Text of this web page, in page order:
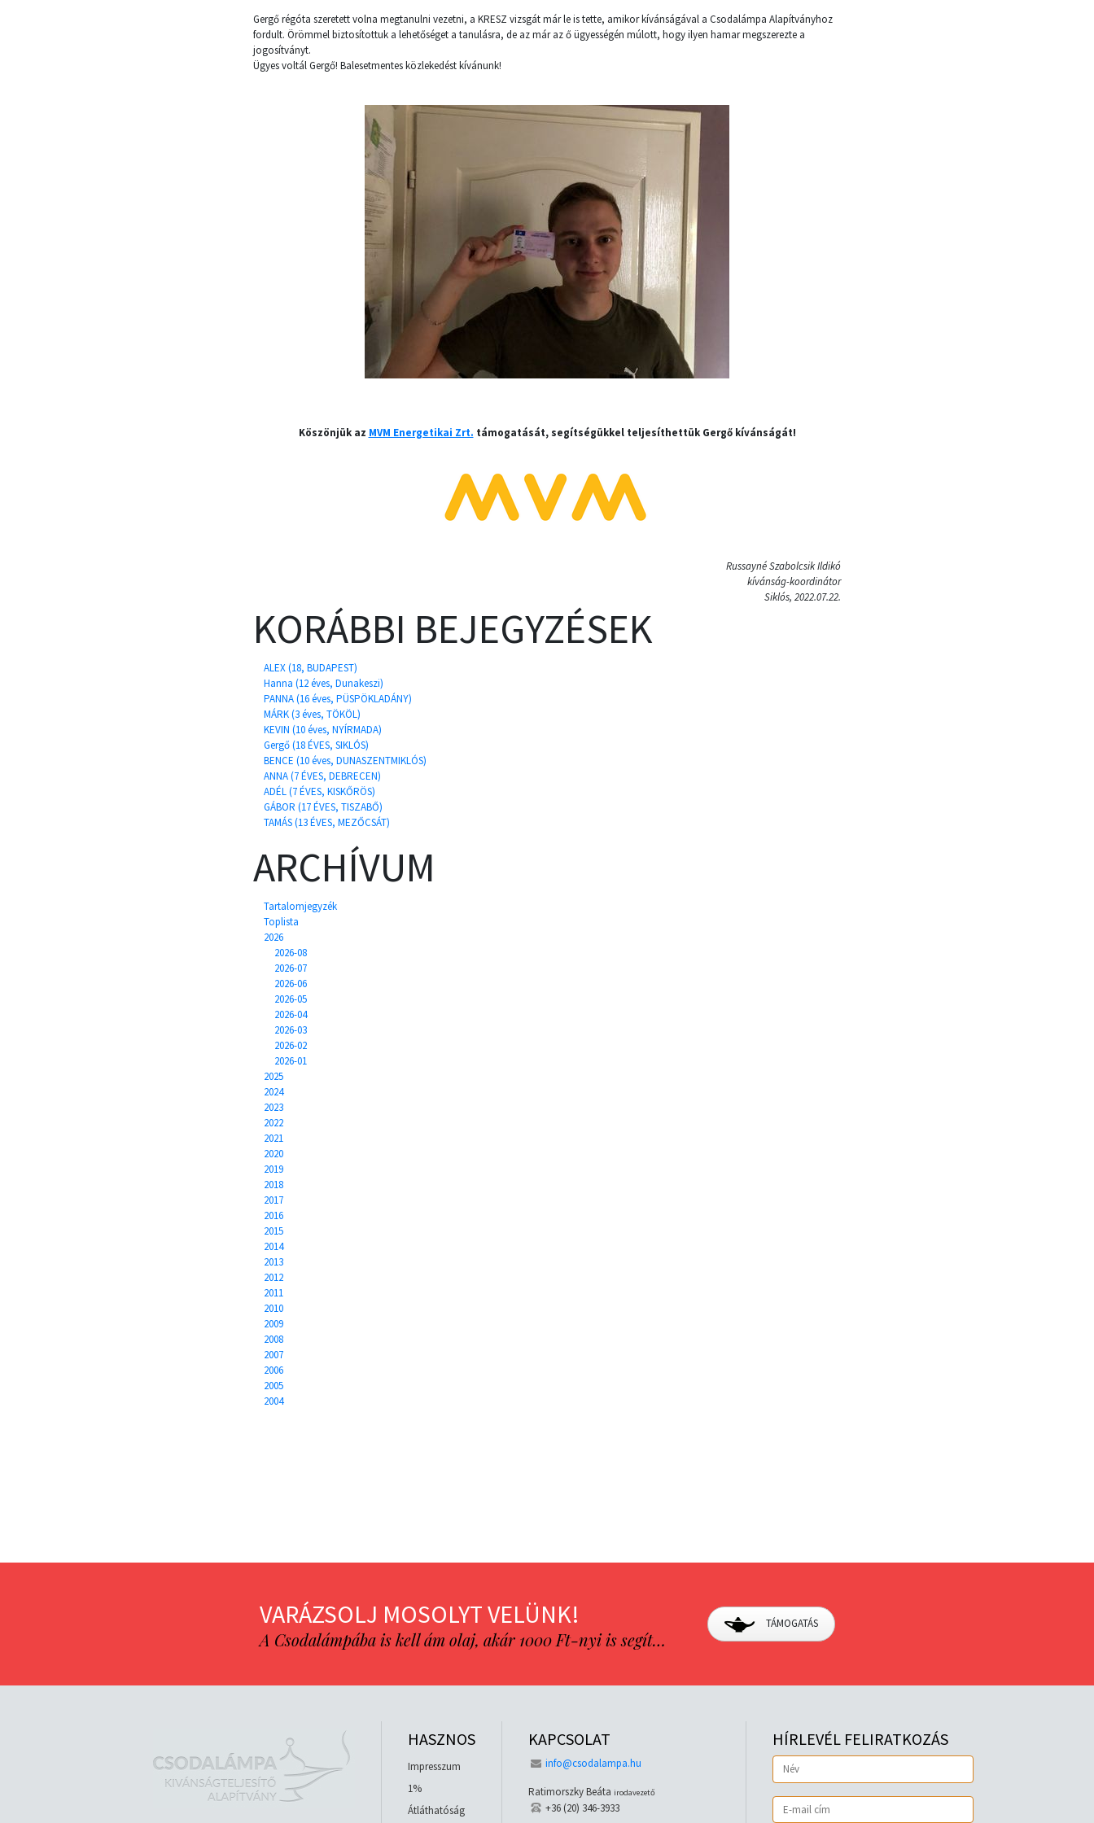
Gergő régóta szeretett volna megtanulni vezetni, a KRESZ vizsgát már le is tette, amikor kívánságával a Csodalámpa Alapítványhoz
fordult. Örömmel biztosítottuk a lehetőséget a tanulásra, de az már az ő ügyességén múlott, hogy ilyen hamar megszerezte a
jogosítványt.
Ügyes voltál Gergő! Balesetmentes közlekedést kívánunk!
Köszönjük az MVM Energetikai Zrt. támogatását, segítségükkel teljesíthettük Gergő kívánságát!
Russayné Szabolcsik Ildikó
kívánság-koordinátor
Siklós, 2022.07.22.
KORÁBBI BEJEGYZÉSEK
ALEX (18, BUDAPEST)
Hanna (12 éves, Dunakeszi)
PANNA (16 éves, PÜSPÖKLADÁNY)
MÁRK (3 éves, TÖKÖL)
KEVIN (10 éves, NYÍRMADA)
Gergő (18 ÉVES, SIKLÓS)
BENCE (10 éves, DUNASZENTMIKLÓS)
ANNA (7 ÉVES, DEBRECEN)
ADÉL (7 ÉVES, KISKŐRÖS)
GÁBOR (17 ÉVES, TISZABŐ)
TAMÁS (13 ÉVES, MEZŐCSÁT)
ARCHÍVUM
Tartalomjegyzék
Toplista
2026
2026-08
2026-07
2026-06
2026-05
2026-04
2026-03
2026-02
2026-01
2025
2024
2023
2022
2021
2020
2019
2018
2017
2016
2015
2014
2013
2012
2011
2010
2009
2008
2007
2006
2005
2004
VARÁZSOLJ MOSOLYT VELÜNK!
A Csodalámpába is kell ám olaj, akár 1000 Ft-nyi is segít…
TÁMOGATÁS
HASZNOS
Impresszum
1%
Átláthatóság
KAPCSOLAT
info@csodalampa.hu
Ratimorszky Beáta irodavezető
+36 (20) 346-3933
HÍRLEVÉL FELIRATKOZÁS